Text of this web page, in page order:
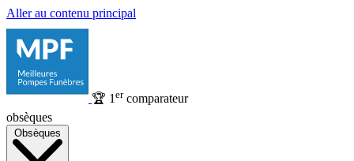
Aller au contenu principal
🏆 1 ercomparateur
obsèques
Obsèques